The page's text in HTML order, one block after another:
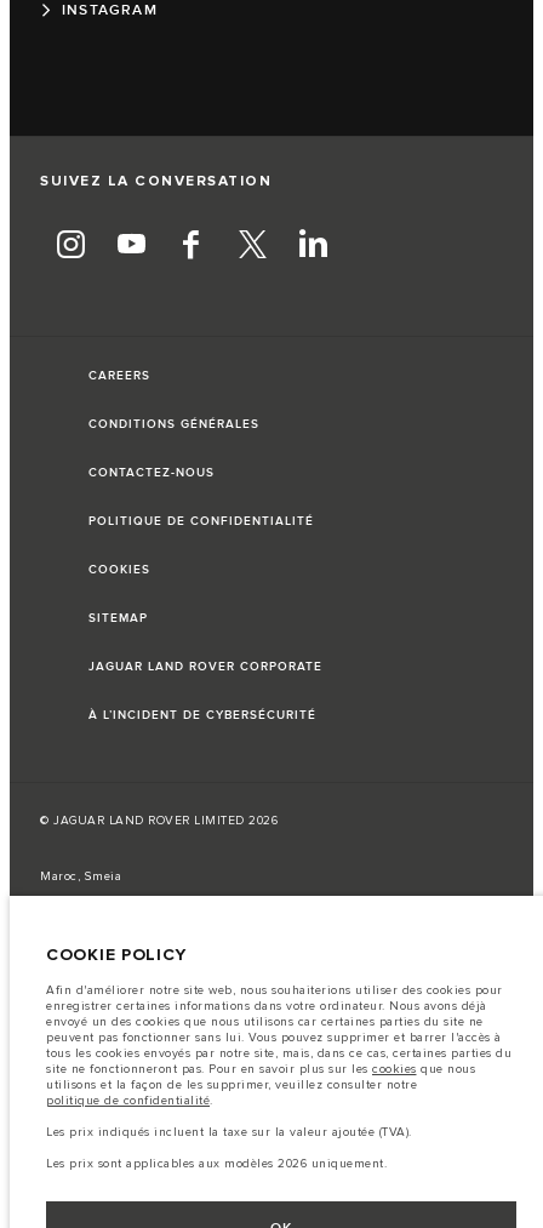
INSTAGRAM
SUIVEZ LA CONVERSATION
CAREERS
CONDITIONS GÉNÉRALES
CONTACTEZ-NOUS
POLITIQUE DE CONFIDENTIALITÉ
COOKIES
SITEMAP
JAGUAR LAND ROVER CORPORATE
À L’INCIDENT DE CYBERSÉCURITÉ
© JAGUAR LAND ROVER LIMITED 2026
Maroc, Smeia
de prix. Veuillez consulter votre concessionnaire pour des informations sur
Remarque importante sur les images et les spécifications.
pénurie mondiale de semi-conducteurs affecte actuellement les
spécifications de construction des véhicules, la disponibilité des options et
les délais de construction. Cette situation s’avère très fluctuante, et par
conséquent, les images utilisées actuellement sur le site Web peuvent ne pas
refléter entièrement les spécifications actuelles en ce qui concerne les
caractéristiques, les options, les finitions et les combinaisons de couleurs.
Veuillez consulter votre concessionnaire pour avoir confirmation des
restrictions actuelles et faire un choix éclairé
Les chiffres fournis proviennent de tests offi ciels effectués par le fabricant
conformément å la législation européenne en vigueur. La consommation
tests et ces chiffres sont fournis å des fins de comparaison uniquement.
COOKIE POLICY
Afin d'améliorer notre site web, nous souhaiterions utiliser des cookies pour
enregistrer certaines informations dans votre ordinateur. Nous avons déjà
envoyé un des cookies que nous utilisons car certaines parties du site ne
peuvent pas fonctionner sans lui. Vous pouvez supprimer et barrer l'accès à
tous les cookies envoyés par notre site, mais, dans ce cas, certaines parties du
site ne fonctionneront pas. Pour en savoir plus sur les cookies que nous
utilisons et la façon de les supprimer, veuillez consulter notre
politique de confidentialité.
Les prix indiqués incluent la taxe sur la valeur ajoutée (TVA).
Les prix sont applicables aux modèles 2026 uniquement.